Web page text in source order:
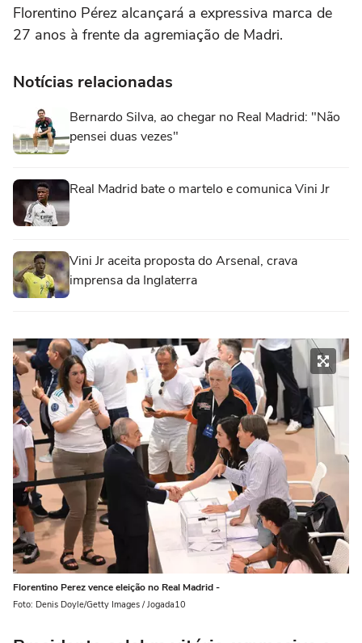
Florentino Pérez alcançará a expressiva marca de
27 anos à frente da agremiação de Madri.
Notícias relacionadas
Bernardo Silva, ao chegar no Real Madrid: "Não
pensei duas vezes"
Real Madrid bate o martelo e comunica Vini Jr
Vini Jr aceita proposta do Arsenal, crava
imprensa da Inglaterra
Florentino Perez vence eleição no Real Madrid -
Foto: Denis Doyle/Getty Images / Jogada10